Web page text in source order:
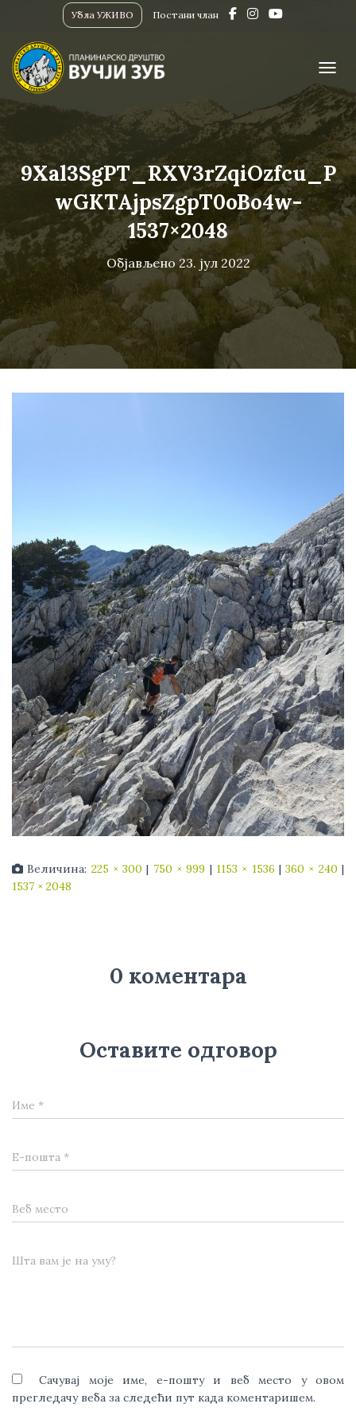
Убла УЖИВО Постани члан
9Xal3SgPT_RXV3rZqiOzfcu_P
wGKTAjpsZgpT0oBo4w-
1537×2048
Објављено23. јул 2022
Величина: 225 × 300 | 750 × 999 | 1153 × 1536 | 360 × 240 |
1537 × 2048
0 коментара
Оставите одговор
Име *
Е-пошта *
Веб место
Шта вам је на уму?
Сачувај моје име, е-пошту и веб место у овом
прегледачу веба за следећи пут када коментаришем.